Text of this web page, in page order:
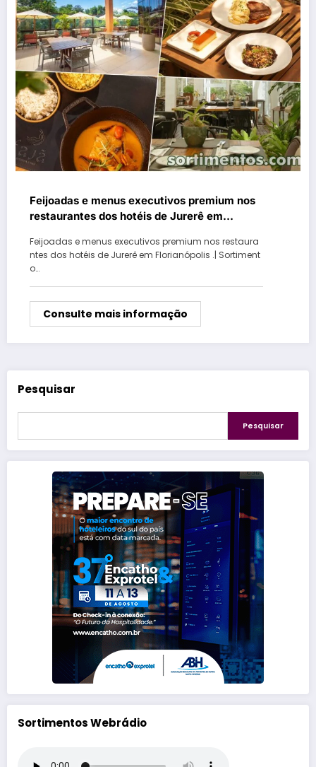
Feijoadas e menus executivos premium nos
restaurantes dos hotéis de Jurerê em
Feijoadas e menus executivos premium nos restaura
ntes dos hotéis de Jurerê em Florianópolis .| Sortiment
o…
Consulte mais informação
Pesquisar
Pesquisar
Sortimentos Webrádio